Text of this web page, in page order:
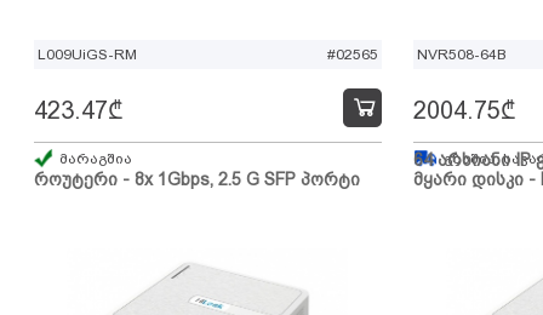
L009UiGS-RM #02565
როუტერი - 8x 1Gbps, 2.5 G SFP პორტი
423.47₾
მარაგშია
NVR508-64B
64 არხიანი IP
მყარი დისკი -
2004.75₾
გზაშია,